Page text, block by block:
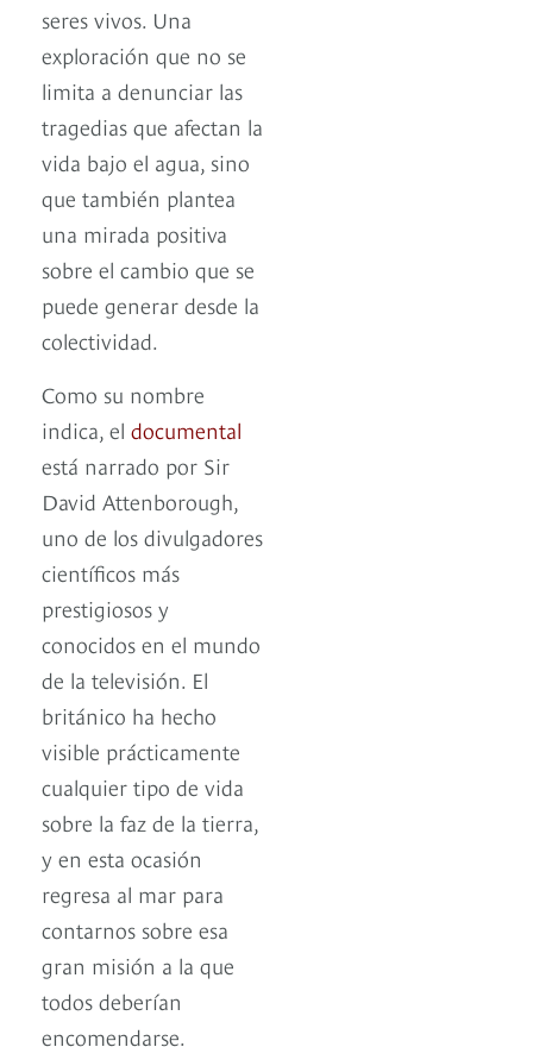
seres vivos. Una
exploración que no se
limita a denunciar las
tragedias que afectan la
vida bajo el agua, sino
que también plantea
una mirada positiva
sobre el cambio que se
puede generar desde la
colectividad.
Como su nombre
indica, el documental
está narrado por Sir
David Attenborough,
uno de los divulgadores
científicos más
prestigiosos y
conocidos en el mundo
de la televisión. El
británico ha hecho
visible prácticamente
cualquier tipo de vida
sobre la faz de la tierra,
y en esta ocasión
regresa al mar para
contarnos sobre esa
gran misión a la que
todos deberían
encomendarse.